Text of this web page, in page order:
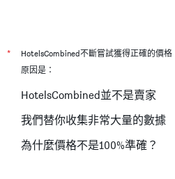
* HotelsCombined不斷嘗試獲得正確的價格
原因是：
HotelsCombined並不是賣家
我們替你收集非常大量的數據
為什麼價格不是100%準確？